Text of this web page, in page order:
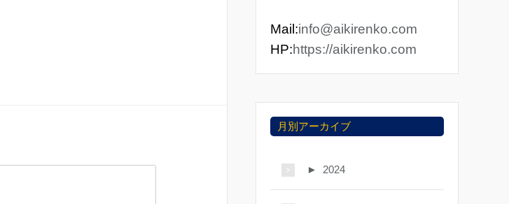
Mail:info@aikirenko.com
HP:https://aikirenko.com
月別アーカイブ
► 2024